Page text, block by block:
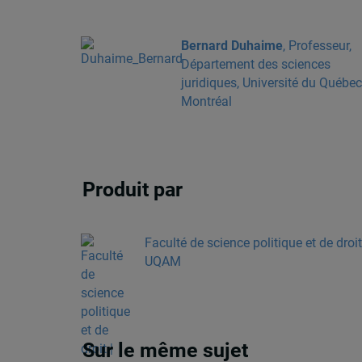
Bernard Duhaime, Professeur,
Département des sciences
juridiques, Université du
Montréal
Produit par
Faculté de science politique et de
UQAM
Sur le même sujet